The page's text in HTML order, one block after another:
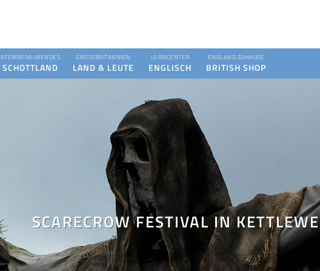
ATEMBERAUBENDES
SCHOTTLAND
GROSSBRITANNIEN
LAND & LEUTE
LERNCENTER
ENGLISCH
ENGLAND ZUHAUSE
BRITISH SHOP
SCARECROW FESTIVAL IN